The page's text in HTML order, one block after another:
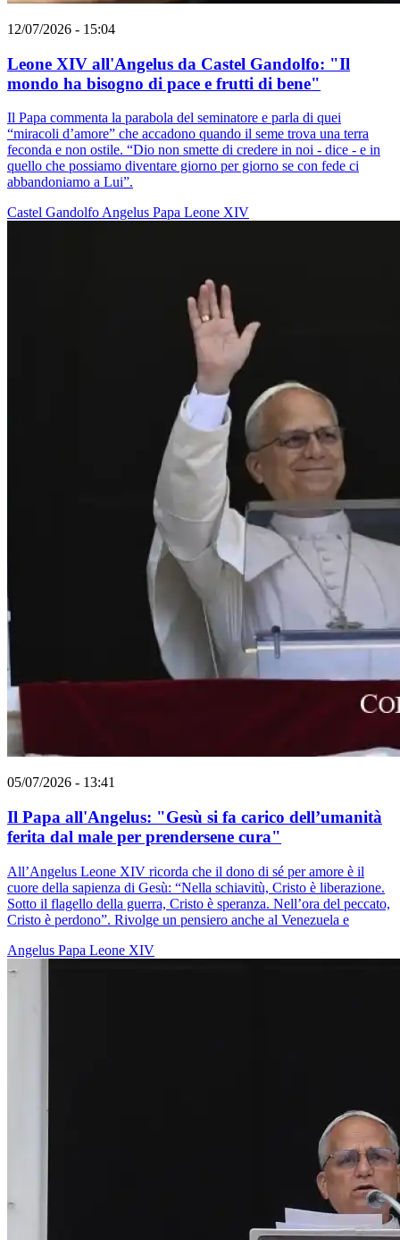
12/07/2026 - 15:04
Leone XIV all'Angelus da Castel Gandolfo: "Il
mondo ha bisogno di pace e frutti di bene"
Il Papa commenta la parabola del seminatore e parla di quei
“miracoli d’amore” che accadono quando il seme trova una terra
feconda e non ostile. “Dio non smette di credere in noi - dice - e in
quello che possiamo diventare giorno per giorno se con fede ci
abbandoniamo a Lui”.
Castel GandolfoAngelus Papa Leone XIV
05/07/2026 - 13:41
Il Papa all'Angelus: "Gesù si fa carico dell’umanità
ferita dal male per prendersene cura"
All’Angelus Leone XIV ricorda che il dono di sé per amore è il
cuore della sapienza di Gesù: “Nella schiavitù, Cristo è liberazione.
Sotto il flagello della guerra, Cristo è speranza. Nell’ora del peccato,
Cristo è perdono”. Rivolge un pensiero anche al Venezuela e
Angelus Papa Leone XIV